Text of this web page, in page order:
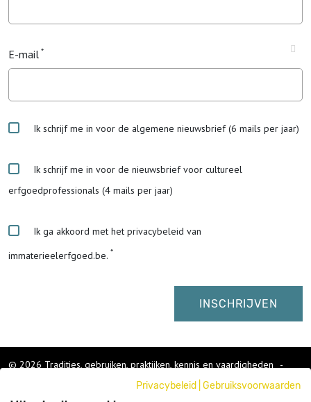
E-mail
Ik schrijf me in voor de algemene nieuwsbrief (6 mails per jaar)
Ik schrijf me in voor de nieuwsbrief voor cultureel
erfgoedprofessionals (4 mails per jaar)
Ik ga akkoord met het privacybeleid van
immaterieelerfgoed.be.
© 2026 Tradities, gebruiken, praktijken, kennis en vaardigheden
-
Privacybeleid
Gebruiksvoorwaarden